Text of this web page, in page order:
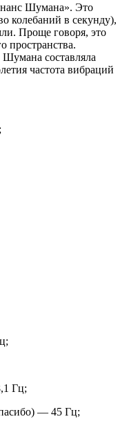
Шумана». Это
колебаний в секунду),
Проще говоря, это
пространства.
составляла
частота вибраций
Гц;
— 45 Гц;